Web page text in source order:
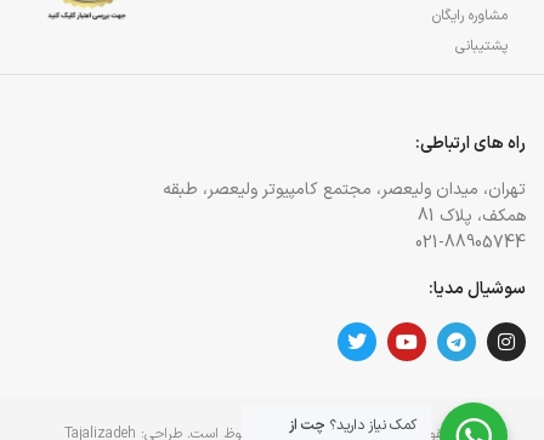
مشاوره رایگان
پشتیبانی
راه های ارتباطی:
تهران، میدان ولیعصر، مجتمع کامپیوتر ولیعصر، طبقه
همکف، پلاک 81
021-88905744
سوشیال مدیا:
کلیه حقوق برای وبسایت آژمان آی تی محفوظ است. طراحی: Tajalizadeh کمک نیاز دارید؟ چت از